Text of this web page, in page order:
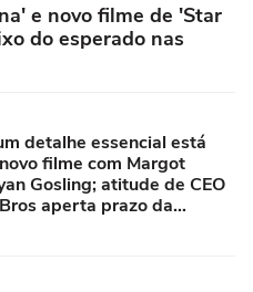
e novo filme de 'Star
do esperado nas
detalhe essencial está
filme com Margot
Gosling; atitude de CEO
aperta prazo da